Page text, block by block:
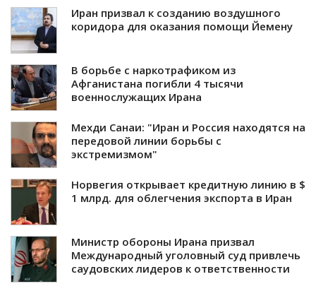
Иран призвал к созданию воздушного
коридора для оказания помощи Йемену
В борьбе с наркотрафиком из
Афганистана погибли 4 тысячи
военнослужащих Ирана
Мехди Санаи: "Иран и Россия находятся на
передовой линии борьбы с
экстремизмом"
Норвегия открывает кредитную линию в $
1 млрд. для облегчения экспорта в Иран
Министр обороны Ирана призвал
Международный уголовный суд привлечь
саудовских лидеров к ответственности